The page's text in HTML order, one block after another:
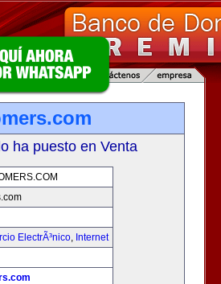
ha puesto en Venta
ElectrÃ³nico, Internet